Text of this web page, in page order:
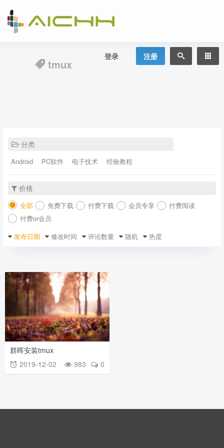
登录 注册
tmux
分类
Android PC软件 电子技术 经验教程
价格
全部 免费下载 付费下载 会员专享
付费阅读
付费or会员
发布日期
修改时间 评论数量 随机 热度
群晖安装tmux
2019-12-02
0
983